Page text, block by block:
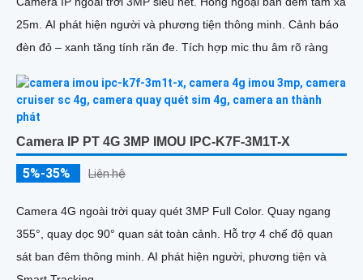
25m. AI phát hiện người và phương tiện thông minh. Cảnh báo
đèn đỏ – xanh tăng tính răn đe. Tích hợp mic thu âm rõ ràng
Camera IP PT 4G 3MP IMOU IPC-K7F-3M1T-X
5%-35% Liên hệ
Camera 4G ngoài trời quay quét 3MP Full Color. Quay ngang
355°, quay dọc 90° quan sát toàn cảnh. Hỗ trợ 4 chế độ quan
sát ban đêm thông minh. AI phát hiện người, phương tiện và